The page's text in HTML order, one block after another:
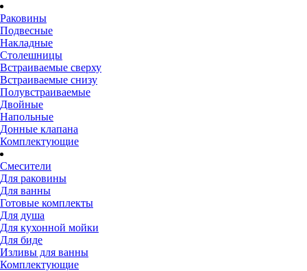
Раковины
Подвесные
Накладные
Столешницы
Встраиваемые сверху
Встраиваемые снизу
Полувстраиваемые
Двойные
Напольные
Донные клапана
Комплектующие
Смесители
Для раковины
Для ванны
Готовые комплекты
Для душа
Для кухонной мойки
Для биде
Изливы для ванны
Комплектующие